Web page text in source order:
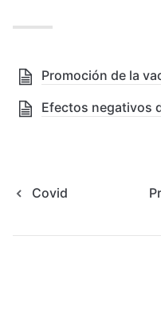
Promoción de la
Efectos negativos
Covid